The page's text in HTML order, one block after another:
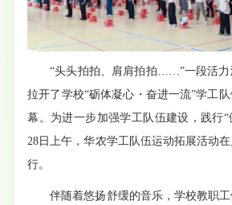
“头头拍拍、肩肩拍拍……”一段活力
拉开了学校“砺体凝心・奋进一流”学工
幕。为进一步加强学工队伍建设，践行“
28日上午，华农学工队伍运动拓展活动
行。
伴随着悠扬舒缓的音乐，学校教职工